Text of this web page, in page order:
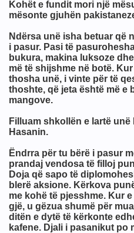
Kohët e fundit mori një
mësonte gjuhën
Ndërsa unë isha betuar që
i pasur. Pasi të
bukura, makina luksoze
më të shijshme në botë.
thosha unë, i vinte për të
thoshte, që jeta është më e
mangove.
Filluam shkollën e lartë
Hasanin.
Ëndrra për tu bërë i pasur
prandaj vendosa të filloj
Doja që sapo të
blerë aksione. Kërkova
me kohë të pjesshme. Kur
gjë, u gëzua shumë për
ditën e dytë të kërkonte
kafene. Djali i pasanikut po
LUFTËN, LIRINË
Ajnshtajn